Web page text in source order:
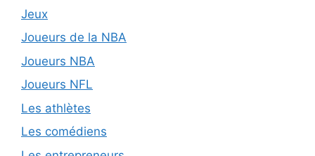
Jeux
Joueurs de la NBA
Joueurs NBA
Joueurs NFL
Les athlètes
Les comédiens